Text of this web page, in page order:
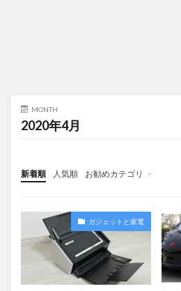
MONTH
2020年4月
新着順 人気順 お勧めカテゴリ
未分類
ガジェットと家電